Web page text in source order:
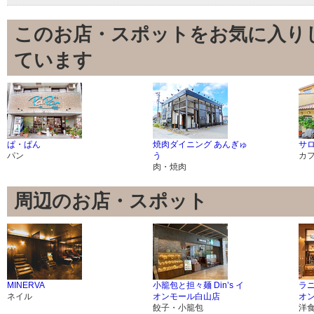
このお店・スポットをお気に入
ています
ぱ・ぱん
パン
焼肉ダイニング あんぎゅ
う
肉・焼肉
サ
カ
周辺のお店・スポット
MINERVA
ネイル
小籠包と担々麺 Din’s イ
オンモール白山店
餃子・小籠包
ラ
オ
洋